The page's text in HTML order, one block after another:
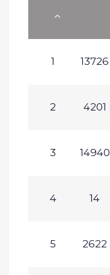
1 13726
2 4201
3 14940
4 14
5 2622